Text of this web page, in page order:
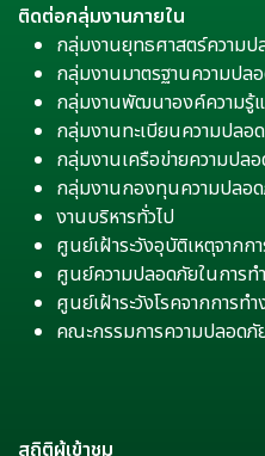
ติดต่อกลุ่มงานภายใน
กลุ่มงานยุทธศาสตร์ความป
กลุ่มงานมาตรฐานความปล
กลุ่มงานพัฒนาองค์ความรู้แ
กลุ่มงานทะเบียนความปลอ
กลุ่มงานเครือข่ายความปล
กลุ่มงานกองทุนความปลอ
งานบริหารทั่วไป
ศูนย์เฝ้าระวังอุบัติเหตุจากก
ศูนย์ความปลอดภัยในการท
ศูนย์เฝ้าระวังโรคจากการทำ
คณะกรรมการความปลอดภั
สถิติผู้เข้าชม